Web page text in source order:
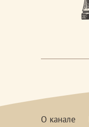
О канале